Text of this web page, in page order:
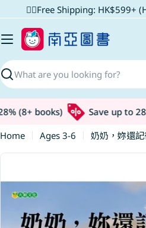
to
content
✌🏼Free Shipping: HK$599+
Search
(8+ books) Save up to
Home
Ages 3-6
奶奶，妳還記
Skip
information